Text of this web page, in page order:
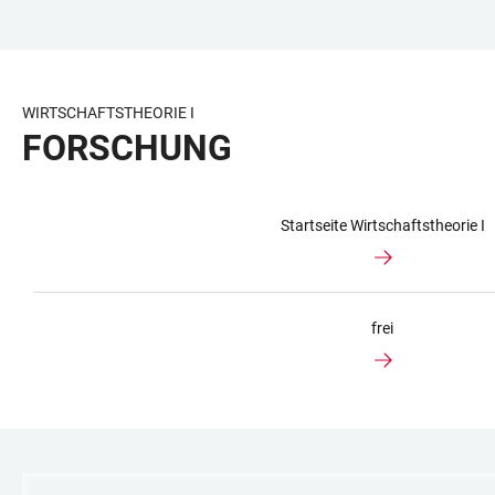
BARRIEREFREIHEIT
WIRTSCHAFTSTHEORIE I
FORSCHUNG
Startseite Wirtschaftstheorie I
frei